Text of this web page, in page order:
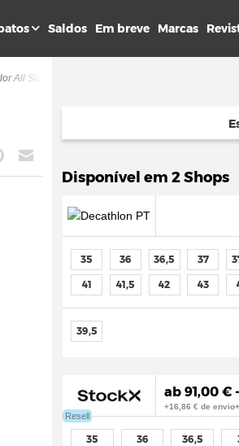
Saldos Em breve Marcas
All Star Lift Double Stack
Disponível em 2 Shops
35 36 36,5 37
41 41,5 42 43
39,5
Resell
ab 91,00 €
+16,86 € de
35 36 36,5